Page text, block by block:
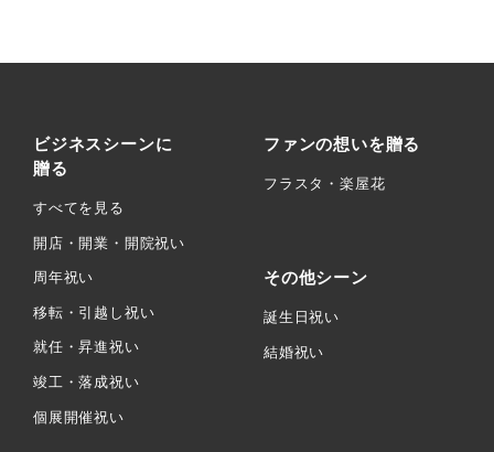
ビジネスシーンに
贈る
すべてを見る
開店・開業・開院祝い
周年祝い
移転・引越し祝い
就任・昇進祝い
竣工・落成祝い
個展開催祝い
ファンの想いを贈る
フラスタ・楽屋花
その他シーン
誕生日祝い
結婚祝い